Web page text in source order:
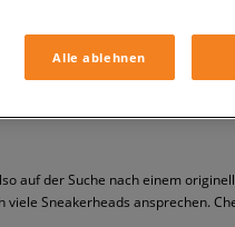
der Suche nach einem
Sneakerheads ansprechen.
Alle ablehnen